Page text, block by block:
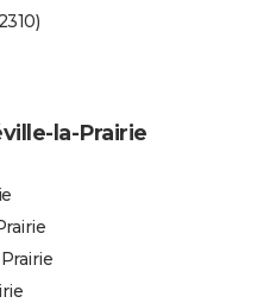
la-Prairie